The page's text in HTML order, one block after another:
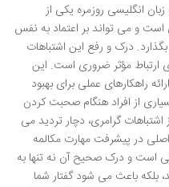
انگلیسی روزمره یکی از
است و می تواند بر اعتماد به نفس
درک و رفع این اشتباهات
ارتباط مؤثر ضروری است. این
راهکارهای عملی برای بهبود
از افراد هنگام صحبت کردن
گرامری، دچار تردید می
در پیشرفت مهارت مکالمه
است و درک صحیح آن نه تنها به
بلکه باعث می شود گفتار شما